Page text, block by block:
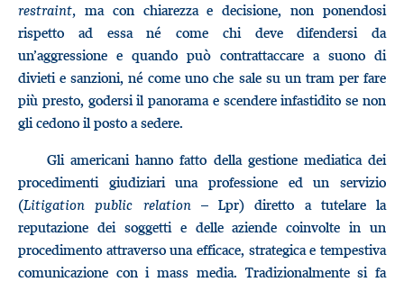
restraint, ma con chiarezza e decisione, non ponendosi
rispetto ad essa né come chi deve difendersi da
un’aggressione e quando può contrattaccare a suono di
divieti e sanzioni, né come uno che sale su un tram per fare
più presto, godersi il panorama e scendere infastidito se non
gli cedono il posto a sedere.
Gli americani hanno fatto della gestione mediatica dei
procedimenti giudiziari una professione ed un servizio
(Litigation public relation– Lpr) diretto a tutelare la
reputazione dei soggetti e delle aziende coinvolte in un
procedimento attraverso una efficace, strategica e tempestiva
comunicazione con i mass media. Tradizionalmente si fa